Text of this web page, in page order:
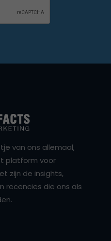
van ons allemaal,
platform voor
zijn de insights,
recencies die ons als